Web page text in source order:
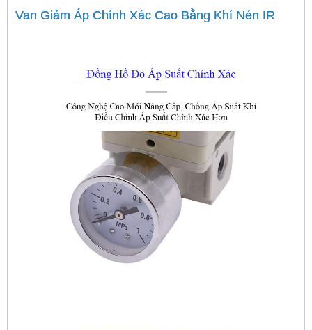
Van Giảm Áp Chính Xác Cao Bằng Khí Nén IR